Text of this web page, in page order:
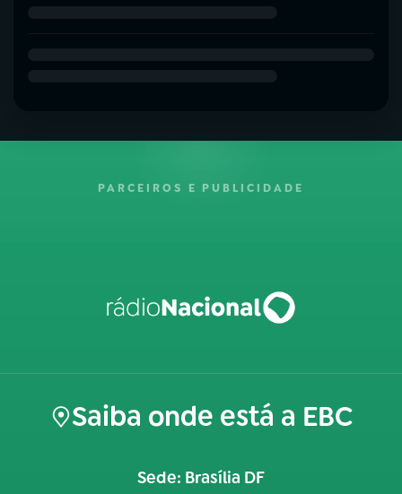
PARCEIROS E PUBLICIDADE
Saiba onde está a EBC
Sede: Brasília DF